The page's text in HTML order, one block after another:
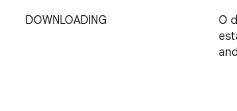
DOWNLOADING
O